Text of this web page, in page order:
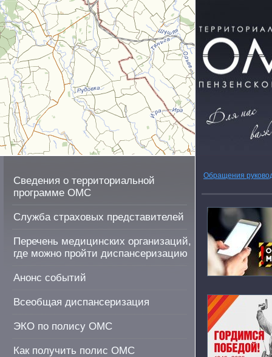
Сведения о территориальной
программе ОМС
Служба страховых представителей
Перечень медицинских организаций,
где можно пройти диспансеризацию
Анонс событий
Всеобщая диспансеризация
ЭКО по полису ОМС
Как получить полис ОМС
Обращения